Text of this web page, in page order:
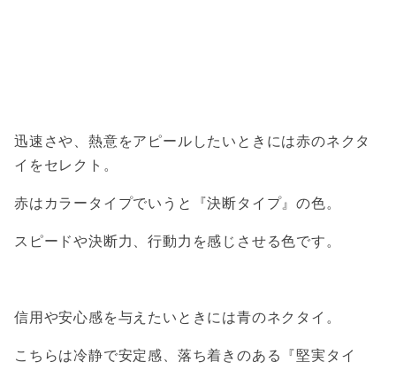
迅速さや、熱意をアピールしたいときには赤のネクタ
イをセレクト。
赤はカラータイプでいうと『決断タイプ』の色。
スピードや決断力、行動力を感じさせる色です。
信用や安心感を与えたいときには青のネクタイ。
こちらは冷静で安定感、落ち着きのある『堅実タイ